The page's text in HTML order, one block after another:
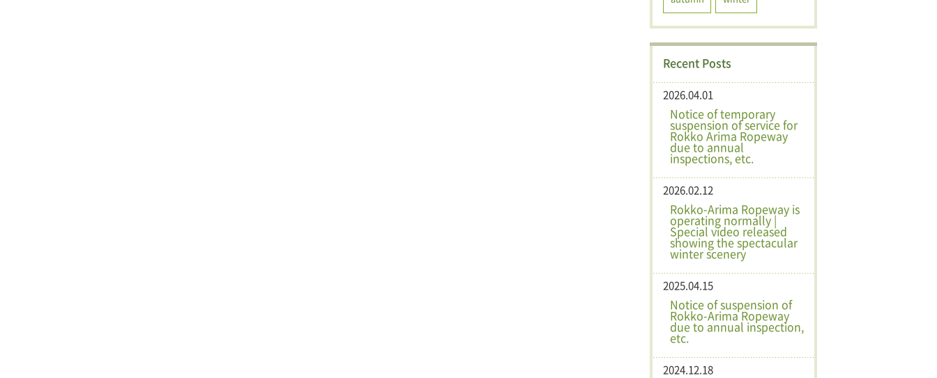
Recent Posts
2026.04.01
Notice of temporary
suspension of service for
Rokko Arima Ropeway
due to annual
inspections, etc.
2026.02.12
Rokko-Arima Ropeway is
operating normally |
Special video released
showing the spectacular
winter scenery
2025.04.15
Notice of suspension of
Rokko-Arima Ropeway
due to annual inspection,
etc.
2024.12.18